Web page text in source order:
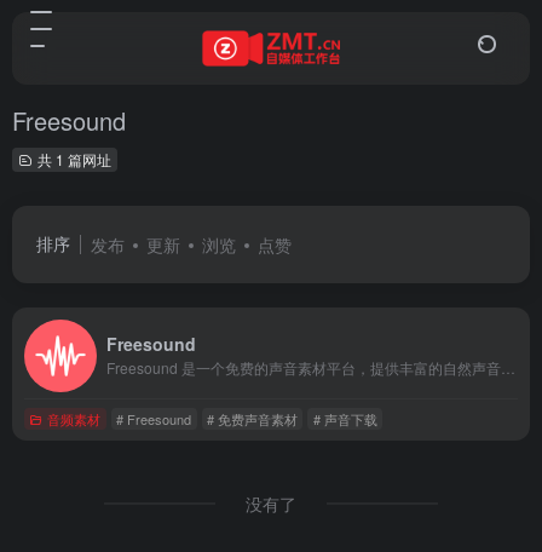
Freesound
共 1 篇网址
排序 发布 更新 浏览 点赞
Freesound
音频素材 # Freesound # 免费声音素材 # 声音下载
没有了